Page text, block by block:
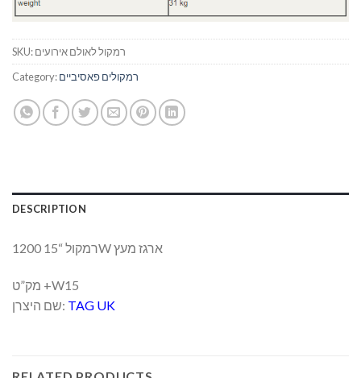
SKU:רמקול לאולם אירועים
Category:רמקולים פאסיביים
DESCRIPTION
רמקול “15 1200W ארגז מעץ
מק”ט +W15
שם היצרן: TAG UK